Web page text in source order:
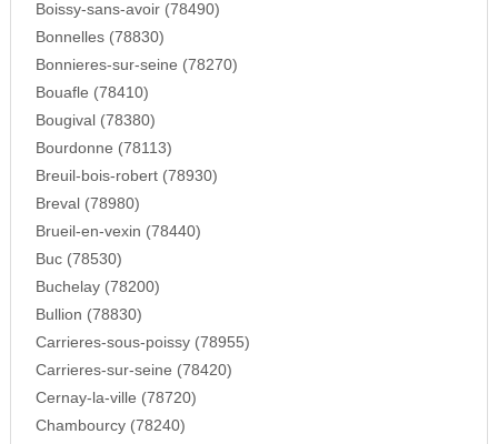
Boissy-sans-avoir (78490)
Bonnelles (78830)
Bonnieres-sur-seine (78270)
Bouafle (78410)
Bougival (78380)
Bourdonne (78113)
Breuil-bois-robert (78930)
Breval (78980)
Brueil-en-vexin (78440)
Buc (78530)
Buchelay (78200)
Bullion (78830)
Carrieres-sous-poissy (78955)
Carrieres-sur-seine (78420)
Cernay-la-ville (78720)
Chambourcy (78240)